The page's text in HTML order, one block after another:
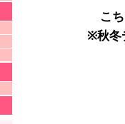
こ
※秋冬